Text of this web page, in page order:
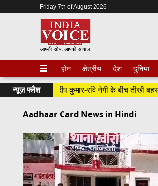
Friday 7th of August 2026
होम क्षेत्रीय देश दुनिया
न्यूज़ फ्लैश
कुलदीप कुमार-रवि नेगी के बीच तीखी बहस
Aadhaar Card News in Hindi